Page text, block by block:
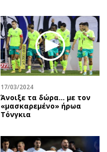
17/03/2024
Άνοιξε τα δώρα… με τον
«μασκαρεμένο» ήρωα
Τόνγκια